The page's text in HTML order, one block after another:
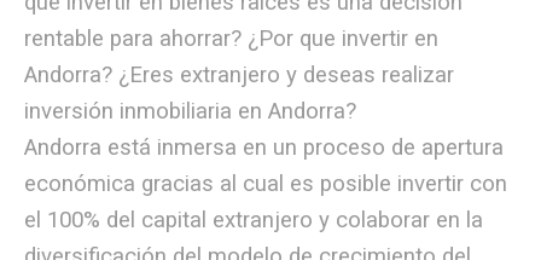
rentable para ahorrar? ¿Por que invertir en
Andorra? ¿Eres extranjero y deseas realizar
inversión inmobiliaria en Andorra?
Andorra está inmersa en un proceso de apertura
económica gracias al cual es posible invertir con
el 100% del capital extranjero y colaborar en la